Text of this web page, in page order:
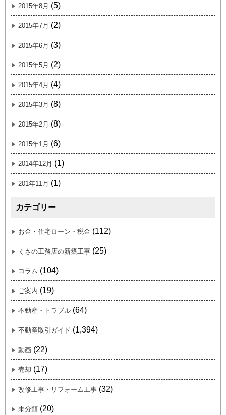
2015年8月 (5)
2015年7月 (2)
2015年6月 (3)
2015年5月 (2)
2015年4月 (4)
2015年3月 (8)
2015年2月 (8)
2015年1月 (6)
2014年12月 (1)
201年11月 (1)
カテゴリー
お金・住宅ローン・税金 (112)
くさの工務店の新築工事 (25)
コラム (104)
ご案内 (19)
不動産・トラブル (64)
不動産取引ガイド (1,394)
動画 (22)
売却 (17)
改修工事・リフォーム工事 (32)
未分類 (20)